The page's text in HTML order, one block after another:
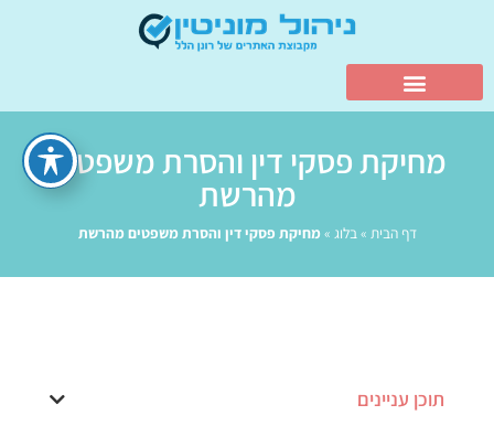
מחיקת פסקי דין והסרת משפטים
מהרשת
דף הבית »בלוג » מחיקת פסקי דין והסרת משפטים מהרשת
תוכן עניינים